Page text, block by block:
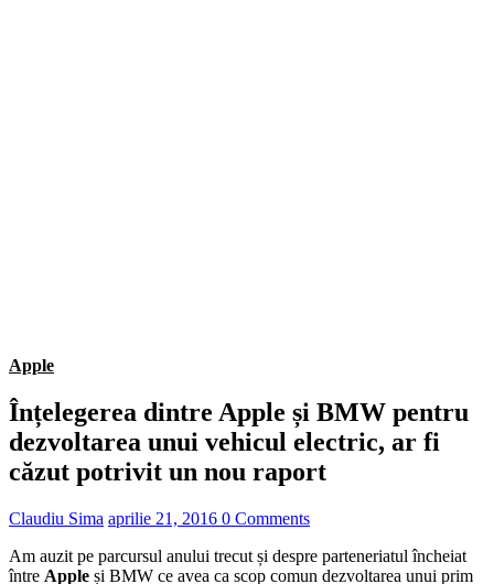
Apple
Înțelegerea dintre Apple și BMW pentru
dezvoltarea unui vehicul electric, ar fi
căzut potrivit un nou raport
Claudiu Sima aprilie 21, 2016 0 Comments
Am auzit pe parcursul anului trecut și despre parteneriatul încheiat
între Apple și BMW ce avea ca scop comun dezvoltarea unui prim